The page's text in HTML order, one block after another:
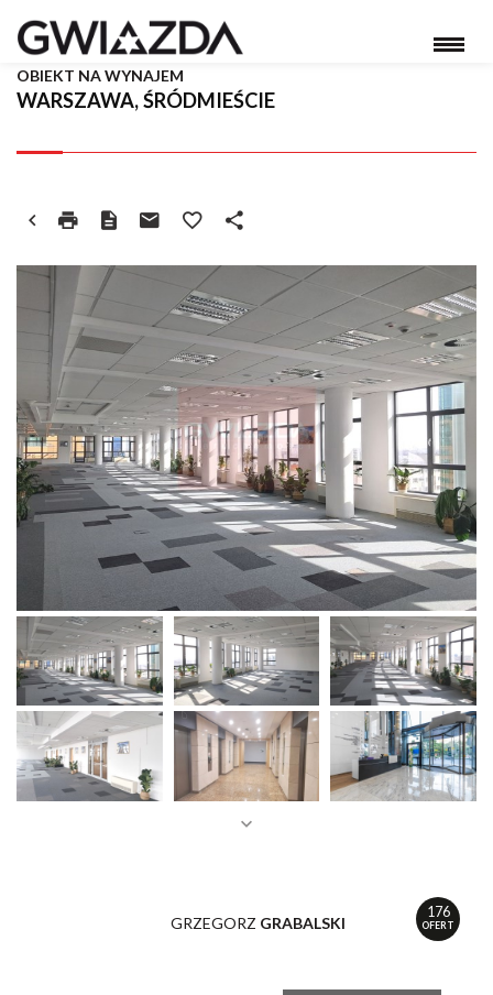
WARSZAWA, ŚRÓDMIEŚCIE
OBIEKT NA WYNAJEM
176
OFERT
GRZEGORZ GRABALSKI